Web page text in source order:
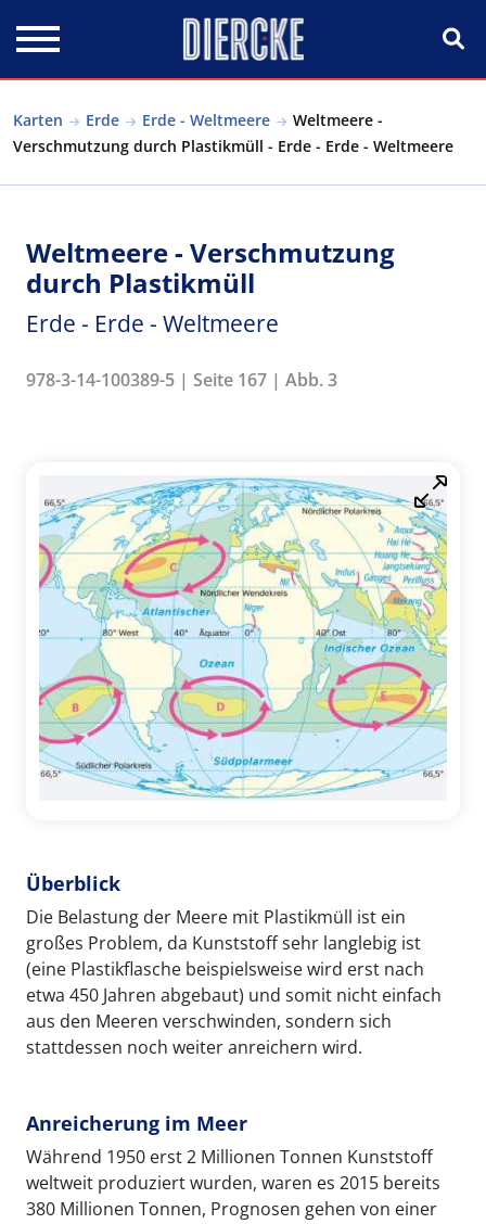
Karten Erde Erde - Weltmeere
Weltmeere -
Verschmutzung durch Plastikmüll - Erde - Erde - Weltmeere
Weltmeere - Verschmutzung
durch Plastikmüll
Erde - Erde - Weltmeere
978-3-14-100389-5 | Seite 167 | Abb. 3
Überblick
Die Belastung der Meere mit Plastikmüll ist ein
großes Problem, da Kunststoff sehr langlebig ist
(eine Plastikflasche beispielsweise wird erst nach
etwa 450 Jahren abgebaut) und somit nicht einfach
aus den Meeren verschwinden, sondern sich
stattdessen noch weiter anreichern wird.
Anreicherung im Meer
Während 1950 erst 2 Millionen Tonnen Kunststoff
weltweit produziert wurden, waren es 2015 bereits
380 Millionen Tonnen, Prognosen gehen von einer